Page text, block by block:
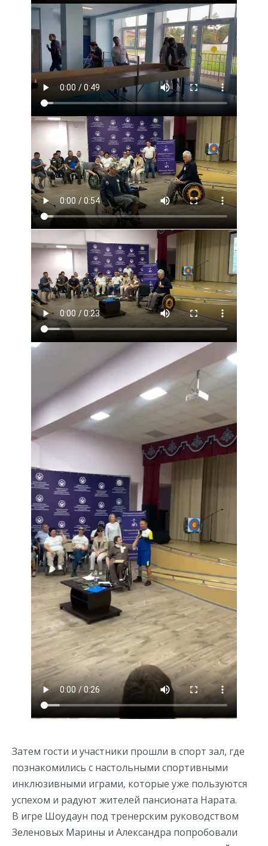
Затем гости и участники прошли в спорт зал, где
познакомились с настольными спортивными
инклюзивными играми, которые уже пользуются
успехом и радуют жителей пансионата Нарата.
В игре Шоудаун под тренерским руководством
Зеленовых Марины и Александра попробовали